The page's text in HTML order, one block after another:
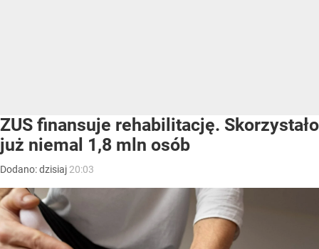
ZUS finansuje rehabilitację. Skorzystało
już niemal 1,8 mln osób
Dodano:dzisiaj 20:03